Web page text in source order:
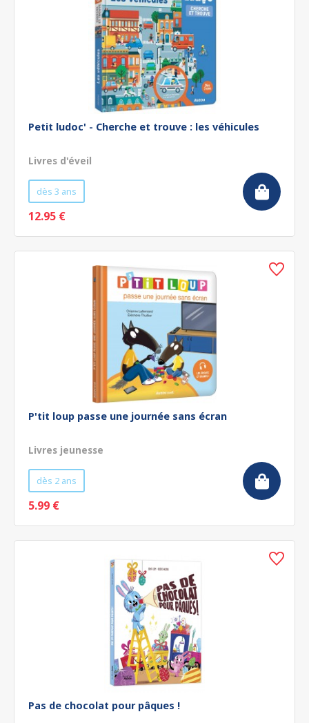
Petit ludoc' - Cherche et trouve : les véhicules
Livres d'éveil
dès 3 ans
12.95 €
P'tit loup passe une journée sans écran
Livres jeunesse
dès 2 ans
5.99 €
Pas de chocolat pour pâques !